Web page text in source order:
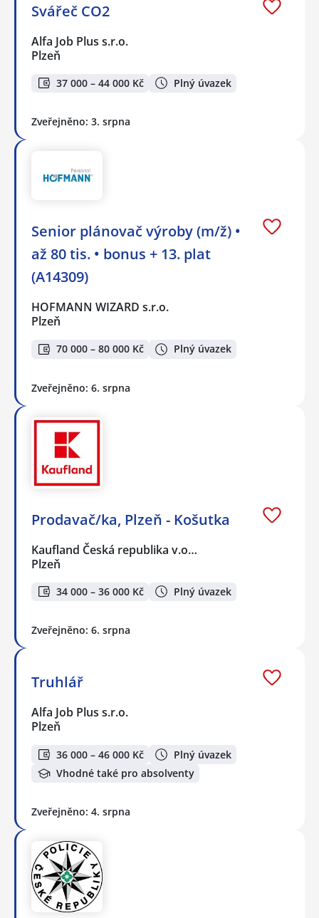
Svářeč CO2
Alfa Job Plus s.r.o.
Plzeň
37 000 – 44 000 Kč Plný úvazek
Zveřejněno: 3. srpna
Senior plánovač výroby (m/ž) •
až 80 tis. • bonus + 13. plat
(A14309)
HOFMANN WIZARD s.r.o.
Plzeň
70 000 – 80 000 Kč Plný úvazek
Zveřejněno: 6. srpna
Prodavač/ka, Plzeň - Košutka
Kaufland Česká republika v.o…
Plzeň
34 000 – 36 000 Kč Plný úvazek
Zveřejněno: 6. srpna
Truhlář
Alfa Job Plus s.r.o.
Plzeň
36 000 – 46 000 Kč
Plný úvazek
Vhodné také pro absolventy
Zveřejněno: 4. srpna